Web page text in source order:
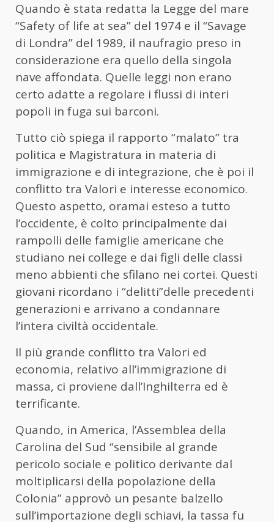
Quando è stata redatta la Legge del mare
“Safety of life at sea” del 1974 e il “Savage
di Londra” del 1989, il naufragio preso in
considerazione era quello della singola
nave affondata. Quelle leggi non erano
certo adatte a regolare i flussi di interi
popoli in fuga sui barconi.
Tutto ciò spiega il rapporto “malato” tra
politica e Magistratura in materia di
immigrazione e di integrazione, che è poi il
conflitto tra Valori e interesse economico.
Questo aspetto, oramai esteso a tutto
l’occidente, è colto principalmente dai
rampolli delle famiglie americane che
studiano nei college e dai figli delle classi
meno abbienti che sfilano nei cortei. Questi
giovani ricordano i “delitti”delle precedenti
generazioni e arrivano a condannare
l’intera civiltà occidentale.
Il più grande conflitto tra Valori ed
economia, relativo all’immigrazione di
massa, ci proviene dall’Inghilterra ed è
terrificante.
Quando, in America, l’Assemblea della
Carolina del Sud “sensibile al grande
pericolo sociale e politico derivante dal
moltiplicarsi della popolazione della
Colonia” approvò un pesante balzello
sull’importazione degli schiavi, la tassa fu